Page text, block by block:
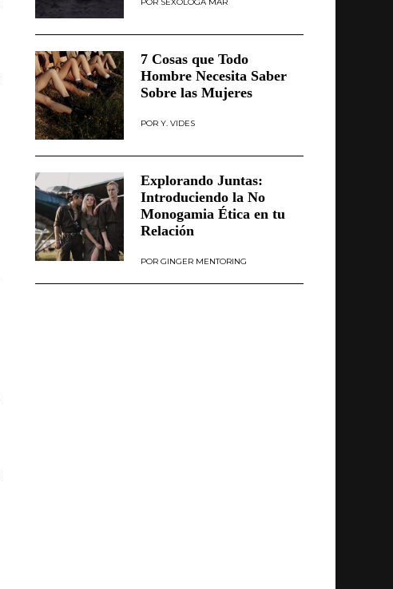
7 Cosas que Todo
Hombre Necesita Saber
Sobre las Mujeres
Y. VIDES
Explorando Juntas:
Introduciendo la No
Monogamia Ética en tu
Relación
GINGER MENTORING